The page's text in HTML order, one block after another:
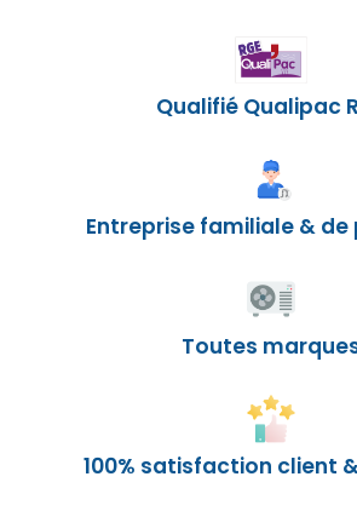
Qualifié Qualipac
Entreprise familiale &
Toutes
100% satisfaction client